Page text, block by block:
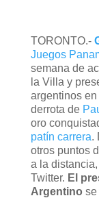
TORONTO.-
Juegos
semana de
la Villa y
argentinos
derrota de
oro
patín carrera.
otros puntos
a la
Twitter. El
Argentino se